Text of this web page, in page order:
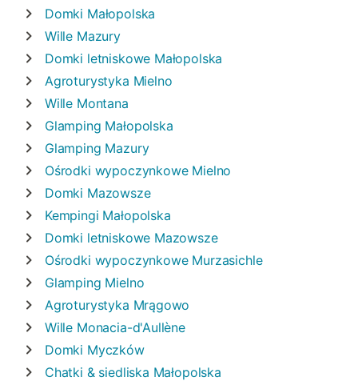
Domki Małopolska
Wille Mazury
Domki letniskowe Małopolska
Agroturystyka Mielno
Wille Montana
Glamping Małopolska
Glamping Mazury
Ośrodki wypoczynkowe Mielno
Domki Mazowsze
Kempingi Małopolska
Domki letniskowe Mazowsze
Ośrodki wypoczynkowe Murzasichle
Glamping Mielno
Agroturystyka Mrągowo
Wille Monacia-d'Aullène
Domki Myczków
Chatki & siedliska Małopolska